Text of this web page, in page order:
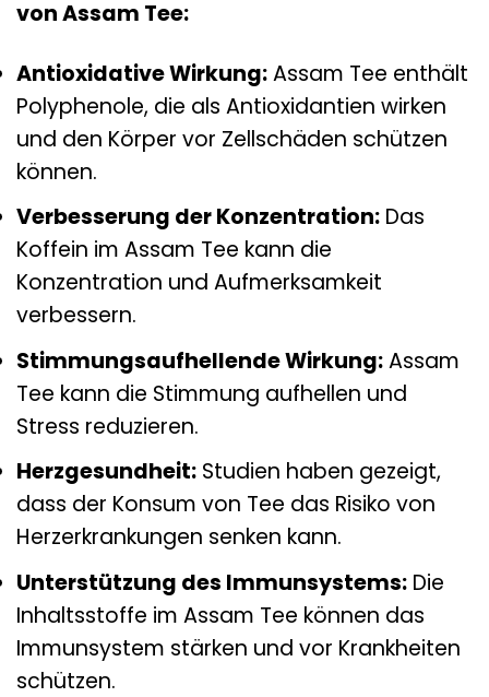
von Assam Tee:
Antioxidative Wirkung:Assam Tee enthält
Polyphenole, die als Antioxidantien wirken
und den Körper vor Zellschäden schützen
können.
Verbesserung der Konzentration: Das
Koffein im Assam Tee kann die
Konzentration und Aufmerksamkeit
verbessern.
Stimmungsaufhellende Wirkung:Assam
Tee kann die Stimmung aufhellen und
Stress reduzieren.
Herzgesundheit: Studien haben gezeigt,
dass der Konsum von Tee das Risiko von
Herzerkrankungen senken kann.
Unterstützung des Immunsystems: Die
Inhaltsstoffe im Assam Tee können das
Immunsystem stärken und vor Krankheiten
schützen.